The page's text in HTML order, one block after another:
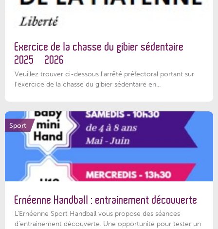
Exercice de la chasse du gibier sédentaire
2025 – 2026
Veuillez trouver ci-dessous l'arrêté préfectoral portant sur
l'exercice de la chasse du gibier sédentaire en...
Sport
Ernéenne Handball : entrainement découverte
L'Ernéenne Sport Handball vous propose des séances
d'entrainement découverte. Une opportunité pour tester un